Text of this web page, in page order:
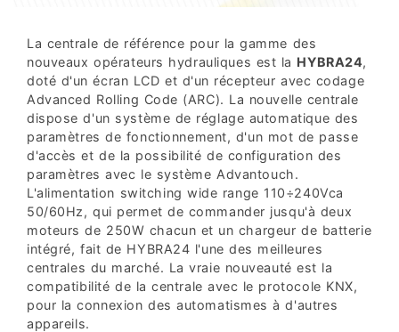
La centrale de référence pour la gamme des
nouveaux opérateurs hydrauliques est la HYBRA24,
doté d'un écran LCD et d'un récepteur avec codage
Advanced Rolling Code (ARC). La nouvelle centrale
dispose d'un système de réglage automatique des
paramètres de fonctionnement, d'un mot de passe
d'accès et de la possibilité de configuration des
paramètres avec le système Advantouch.
L'alimentation switching wide range 110÷240Vca
50/60Hz, qui permet de commander jusqu'à deux
moteurs de 250W chacun et un chargeur de batterie
intégré, fait de HYBRA24 l'une des meilleures
centrales du marché. La vraie nouveauté est la
compatibilité de la centrale avec le protocole KNX,
pour la connexion des automatismes à d'autres
appareils.